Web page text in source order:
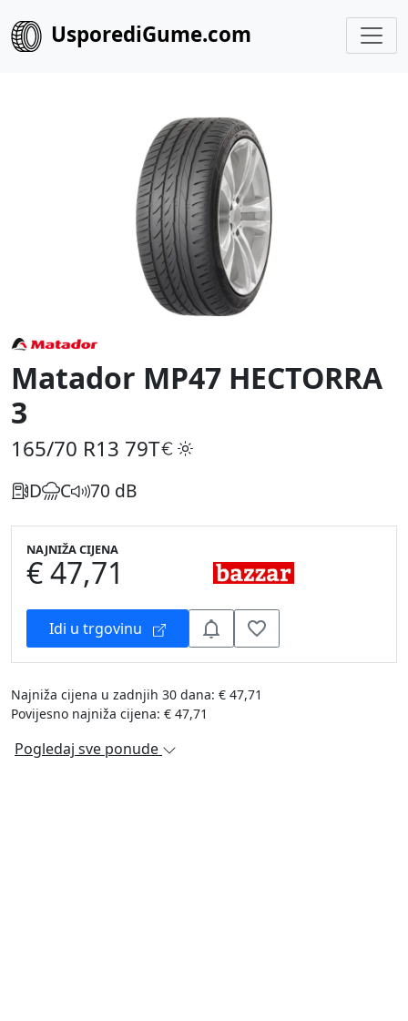
UsporediGume.com
Matador MP47 HECTORRA
3
165/70 R13 79T
D C 70 dB
NAJNIŽA CIJENA
€ 47,71
Idi u trgovinu
Najniža cijena u zadnjih 30 dana: € 47,71
Povijesno najniža cijena: € 47,71
Pogledaj sve ponude